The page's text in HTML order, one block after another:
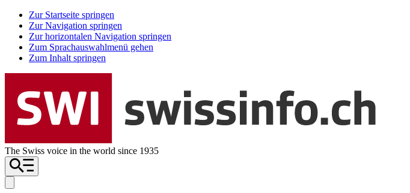
Zur Startseite springen
Zur Navigation springen
Zur horizontalen Navigation springen
Zum Sprachauswahlmenü gehen
Zum Inhalt springen
The Swiss voice in the world since 1935